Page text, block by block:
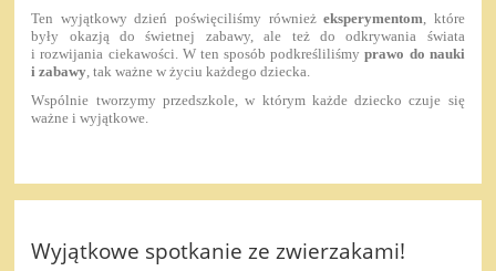
Ten wyjątkowy dzień poświęciliśmy równieżeksperymentom, które
były okazją do świetnej zabawy, ale też do odkrywania świata
i rozwijania ciekawości. W ten sposób podkreśliliśmyprawo do nauki
i zabawy, tak ważne w życiu każdego dziecka.
Wspólnie tworzymy przedszkole, w którym każde dziecko czuje się
ważne i wyjątkowe.
Wyjątkowe spotkanie ze zwierzakami!